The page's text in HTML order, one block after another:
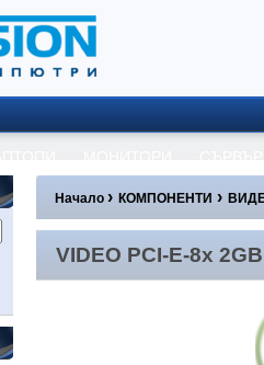
Начало › КОМПОНЕНТИ ›
VIDEO PCI-E-8x 2GB
VIDEO PCI-E-8x